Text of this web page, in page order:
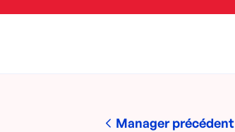
Manager précédent